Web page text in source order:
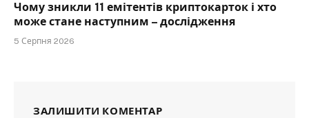
Чому зникли 11 емітентів криптокарток і хто
може стане наступним – дослідження
5 Серпня 2026
ЗАЛИШИТИ КОМЕНТАР